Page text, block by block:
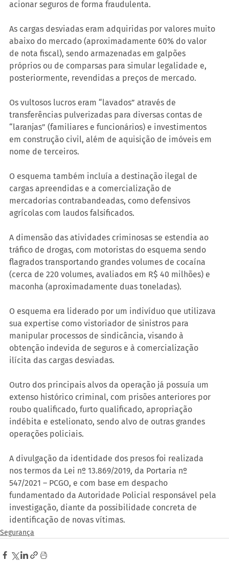
acionar seguros de forma fraudulenta.
As cargas desviadas eram adquiridas por valores muito
abaixo do mercado (aproximadamente 60% do valor
de nota fiscal), sendo armazenadas em galpões
próprios ou de comparsas para simular legalidade e,
posteriormente, revendidas a preços de mercado.
Os vultosos lucros eram “lavados” através de
transferências pulverizadas para diversas contas de
“laranjas” (familiares e funcionários) e investimentos
em construção civil, além de aquisição de imóveis em
nome de terceiros.
O esquema também incluía a destinação ilegal de
cargas apreendidas e a comercialização de
mercadorias contrabandeadas, como defensivos
agrícolas com laudos falsificados.
A dimensão das atividades criminosas se estendia ao
tráfico de drogas, com motoristas do esquema sendo
flagrados transportando grandes volumes de cocaína
(cerca de 220 volumes, avaliados em R$ 40 milhões) e
maconha (aproximadamente duas toneladas).
O esquema era liderado por um indivíduo que utilizava
sua expertise como vistoriador de sinistros para
manipular processos de sindicância, visando à
obtenção indevida de seguros e à comercialização
ilícita das cargas desviadas.
Outro dos principais alvos da operação já possuía um
extenso histórico criminal, com prisões anteriores por
roubo qualificado, furto qualificado, apropriação
indébita e estelionato, sendo alvo de outras grandes
operações policiais.
A divulgação da identidade dos presos foi realizada
nos termos da Lei nº 13.869/2019, da Portaria nº
547/2021 – PCGO, e com base em despacho
fundamentado da Autoridade Policial responsável pela
investigação, diante da possibilidade concreta de
identificação de novas vítimas.
Segurança